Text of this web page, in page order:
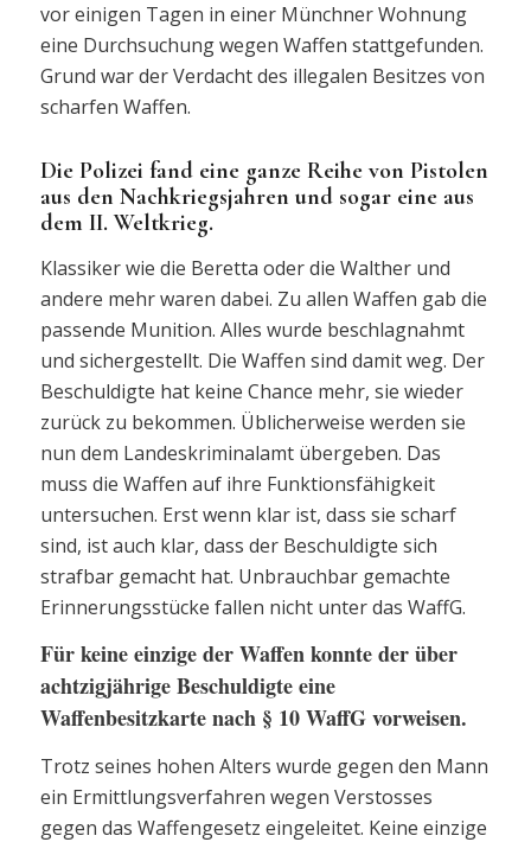
vor einigen Tagen in einer Münchner Wohnung
eine Durchsuchung wegen Waffen stattgefunden.
Grund war der Verdacht des illegalen Besitzes von
scharfen Waffen.
Die Polizei fand eine ganze Reihe von Pistolen
aus den Nachkriegsjahren und sogar eine aus
dem II. Weltkrieg.
Klassiker wie die Beretta oder die Walther und
andere mehr waren dabei. Zu allen Waffen gab die
passende Munition. Alles wurde beschlagnahmt
und sichergestellt. Die Waffen sind damit weg. Der
Beschuldigte hat keine Chance mehr, sie wieder
zurück zu bekommen. Üblicherweise werden sie
nun dem Landeskriminalamt übergeben. Das
muss die Waffen auf ihre Funktionsfähigkeit
untersuchen. Erst wenn klar ist, dass sie scharf
sind, ist auch klar, dass der Beschuldigte sich
strafbar gemacht hat. Unbrauchbar gemachte
Erinnerungsstücke fallen nicht unter das WaffG.
Für keine einzige der Waffen konnte der über
achtzigjährige Beschuldigte eine
Waffenbesitzkarte nach § 10 WaffG vorweisen.
Trotz seines hohen Alters wurde gegen den Mann
ein Ermittlungsverfahren wegen Verstosses
gegen das Waffengesetz eingeleitet. Keine einzige